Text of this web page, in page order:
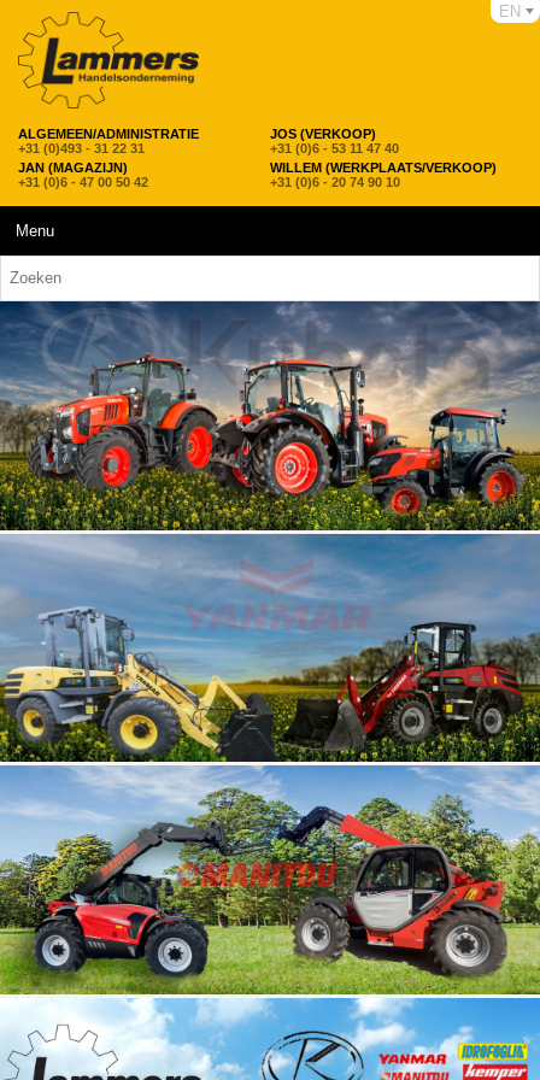
ALGEMEEN/ADMINISTRATIE
+31 (0)493 - 31 22 31
JOS (VERKOOP)
+31 (0)6 - 53 11 47 40
JAN (MAGAZIJN)
+31 (0)6 - 47 00 50 42
WILLEM (WERKPLAATS/VERKOOP)
+31 (0)6 - 20 74 90 10
EN
Menu